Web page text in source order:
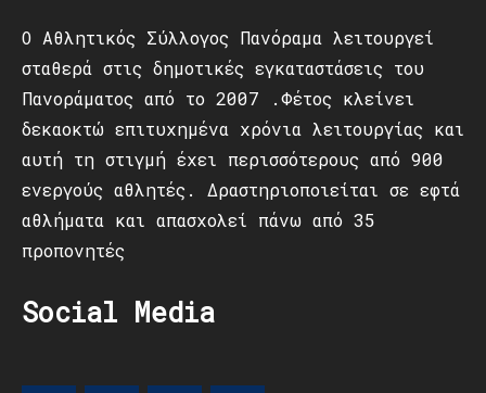
Ο Αθλητικός Σύλλογος Πανόραμα λειτουργεί
σταθερά στις δημοτικές εγκαταστάσεις του
Πανοράματος από το 2007 .Φέτος κλείνει
δεκαοκτώ επιτυχημένα χρόνια λειτουργίας και
αυτή τη στιγμή έχει περισσότερους από 900
ενεργούς αθλητές. Δραστηριοποιείται σε εφτά
αθλήματα και απασχολεί πάνω από 35
προπονητές
Social Media